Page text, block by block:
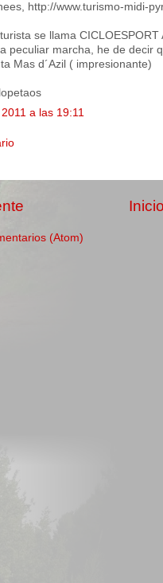
http://www.turismo-midi-
se llama
peculiar marcha, he de decir
Mas d´Azil ( impresionante)
a las 19:11
Inicio
(Atom)